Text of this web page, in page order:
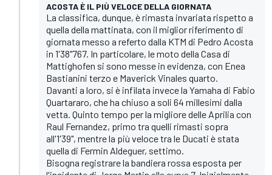
ACOSTA È IL PIÙ VELOCE DELLA GIORNATA
La classifica, dunque, è rimasta invariata rispetto a
quella della mattinata, con il miglior riferimento di
giornata messo a referto dalla KTM di Pedro Acosta
in 1'38"767. In particolare, le moto della Casa di
Mattighofen si sono messe in evidenza, con Enea
Bastianini terzo e Maverick Vinales quarto.
Davanti a loro, si è infilata invece la Yamaha di Fabio
Quartararo, che ha chiuso a soli 64 millesimi dalla
vetta. Quinto tempo per la migliore delle Aprilia con
Raul Fernandez, primo tra quelli rimasti sopra
all'1'39", mentre la più veloce tra le Ducati è stata
quella di Fermin Aldeguer, settimo.
Bisogna registrare la bandiera rossa esposta per